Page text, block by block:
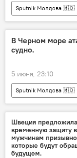
Sputnik Молдова 🇲🇩
В Черном море
судно.
5 июня, 23:10
Sputnik Молдова 🇲🇩
Швеция
временную защиту
мужчинам
которые будут
будущем.